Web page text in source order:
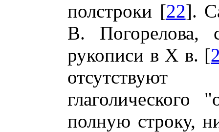
полстроки [22].
В. Погорелова,
рукописи в X в. [
глаголического
полную строку,